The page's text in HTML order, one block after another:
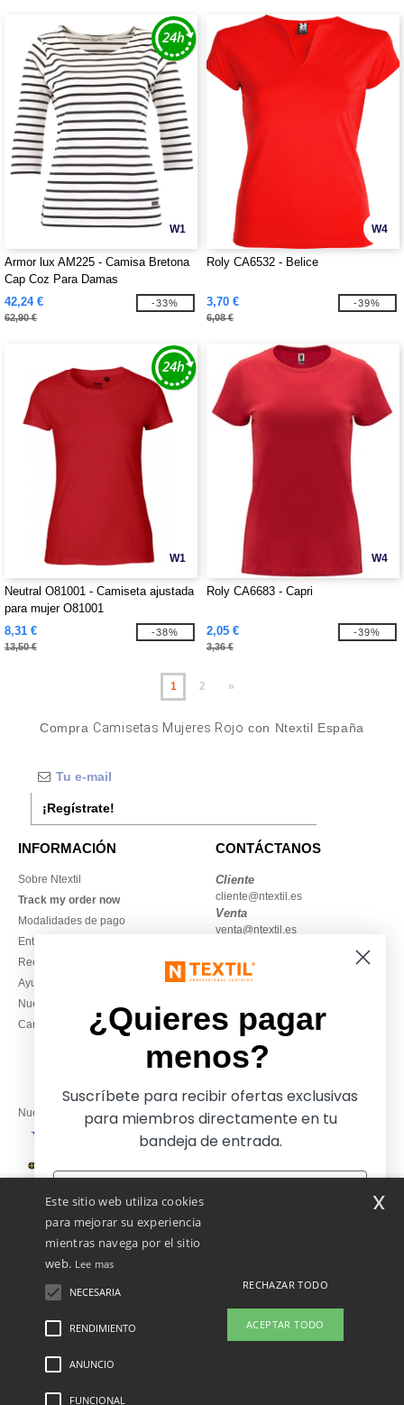
W1
Armor lux AM225 - Camisa Bretona
Cap Coz Para Damas
42,24 €
62,90 €
-33%
W4
Roly CA6532 - Belice
3,70 €
6,08 €
-39%
W1
Neutral O81001 - Camiseta ajustada
para mujer O81001
8,31 €
13,50 €
-38%
W4
Roly CA6683 - Capri
2,05 €
3,36 €
-39%
1 2 »
Compra Camisetas Mujeres Rojo con Ntextil España
¡Regístrate!
INFORMACIÓN
Sobre Ntextil
Track my order now
Modalidades de pago
Entrega
Reembolsos / devoluciones
Ayuda & FAQs
Nuestros compromisos
Camisetas locales al por mayor
CONTÁCTANOS
Cliente
cliente@ntextil.es
Venta
venta@ntextil.es
930 410 200
Viernes: 10:00–14:00
Nuestros socios financieros
Menciones Legales-
Este sitio web utiliza cookies
para mejorar su experiencia
mientras navega por el sitio
web. Lee mas
NECESARIA
RENDIMIENTO
ANUNCIO
FUNCIONAL
RECHAZAR TODO
ACEPTAR TODO
x
¿Quieres pagar
menos?
Suscríbete para recibir ofertas exclusivas
para miembros directamente en tu
bandeja de entrada.
Sí, ¡quiero pagar menos!
No gracias, quiero pagar más